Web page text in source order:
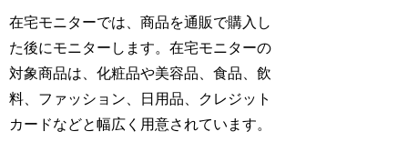
在宅モニターでは、商品を通販で購入し
た後にモニターします。在宅モニターの
対象商品は、化粧品や美容品、食品、飲
料、ファッション、日用品、クレジット
カードなどと幅広く用意されています。